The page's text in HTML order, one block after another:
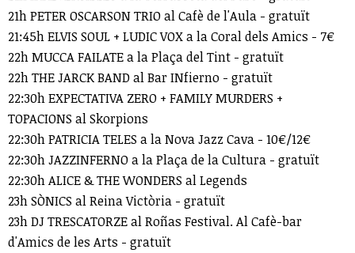
21h PETER OSCARSON TRIO al Cafè de l'Aula - gratuït
21:45h ELVIS SOUL + LUDIC VOX a la Coral dels Amics - 7€
22h MUCCA FAILATE a la Plaça del Tint - gratuït
22h THE JARCK BAND al Bar INfierno - gratuït
22:30h EXPECTATIVA ZERO + FAMILY MURDERS +
TOPACIONS al Skorpions
22:30h PATRICIA TELES a la Nova Jazz Cava - 10€/12€
22:30h JAZZINFERNO a la Plaça de la Cultura - gratuït
22:30h ALICE & THE WONDERS al Legends
23h SÒNICS al Reina Victòria - gratuït
23h DJ TRESCATORZE al Roñas Festival. Al Cafè-bar
d'Amics de les Arts - gratuït